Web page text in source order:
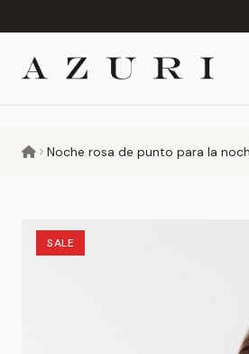
Noche rosa de punto para la
SALE